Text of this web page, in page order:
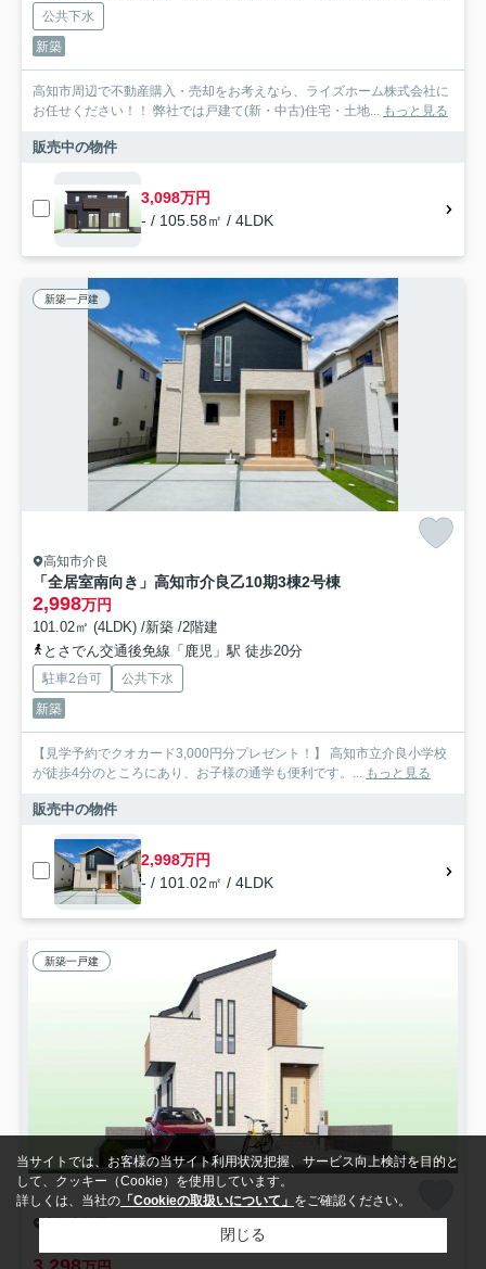
公共下水
新築
高知市周辺で不動産購入・売却をお考えなら、ライズホーム株式会社に
お任せください！！ 弊社では戸建て(新・中古)住宅・土地...
もっと見る
販売中の物件
3,098万円
- / 105.58㎡ / 4LDK
新築一戸建
高知市介良
「全居室南向き」高知市介良乙10期3棟2号棟
2,998万円
101.02㎡ (4LDK) /新築 /2階建
とさでん交通後免線「鹿児」駅 徒歩20分
駐車2台可
公共下水
新築
【見学予約でクオカード3,000円分プレゼント！】 高知市立介良小学校
が徒歩4分のところにあり、お子様の通学も便利です。...
もっと見る
販売中の物件
2,998万円
- / 101.02㎡ / 4LDK
新築一戸建
高知市神田
当サイトでは、お客様の当サイト利用状況把握、サービス向上検討を目的と
して、クッキー（Cookie）を使用しています。
詳しくは、当社の 「Cookieの取扱いについて」 をご確認ください。
閉じる